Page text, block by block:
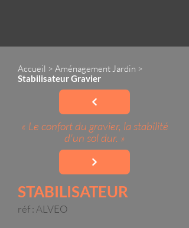
Accueil > Aménagement Jardin >
Stabilisateur Gravier
« Le confort du gravier, la stabilité
d'un sol dur. »
STABILISATEUR
réf : ALVEO